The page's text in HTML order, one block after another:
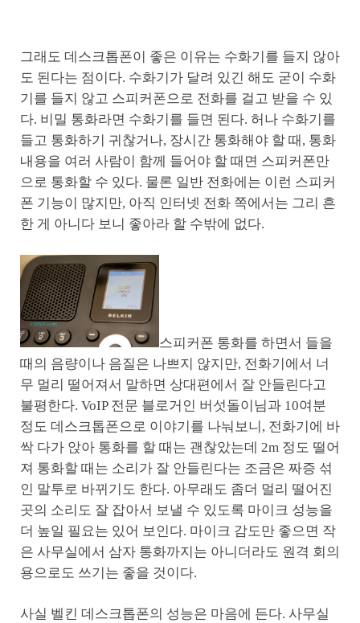
그래도 데스크톱폰이 좋은 이유는 수화기를 들지 않아
도 된다는 점이다. 수화기가 달려 있긴 해도 굳이 수화
기를 들지 않고 스피커폰으로 전화를 걸고 받을 수 있
다. 비밀 통화라면 수화기를 들면 된다. 허나 수화기를
들고 통화하기 귀찮거나, 장시간 통화해야 할 때, 통화
내용을 여러 사람이 함께 들어야 할 때면 스피커폰만
으로 통화할 수 있다. 물론 일반 전화에는 이런 스피커
폰 기능이 많지만, 아직 인터넷 전화 쪽에서는 그리 흔
한 게 아니다 보니 좋아라 할 수밖에 없다.
스피커폰 통화를 하면서 들을
때의 음량이나 음질은 나쁘지 않지만, 전화기에서 너
무 멀리 떨어져서 말하면 상대편에서 잘 안들린다고
불평한다. VoIP 전문 블로거인 버섯돌이님과 10여분
정도 데스크톱폰으로 이야기를 나눠보니, 전화기에 바
싹 다가 앉아 통화를 할 때는 괜찮았는데 2m 정도 떨어
져 통화할 때는 소리가 잘 안들린다는 조금은 짜증 섞
인 말투로 바뀌기도 한다. 아무래도 좀더 멀리 떨어진
곳의 소리도 잘 잡아서 보낼 수 있도록 마이크 성능을
더 높일 필요는 있어 보인다. 마이크 감도만 좋으면 작
은 사무실에서 삼자 통화까지는 아니더라도 원격 회의
용으로도 쓰기는 좋을 것이다.
사실 벨킨 데스크톱폰의 성능은 마음에 든다. 사무실